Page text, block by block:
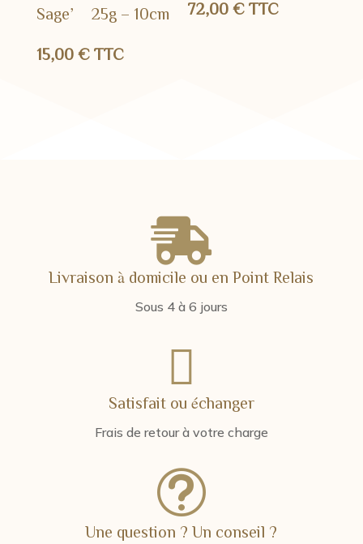
Sage’ 25g – 10cm
15,00 € TTC
72,00€ TTC

Livraison à domicile ou en Point Relais
Sous 4 à 6 jours

Satisfait ou échanger
Frais de retour à votre charge
t
Une question ? Un conseil ?